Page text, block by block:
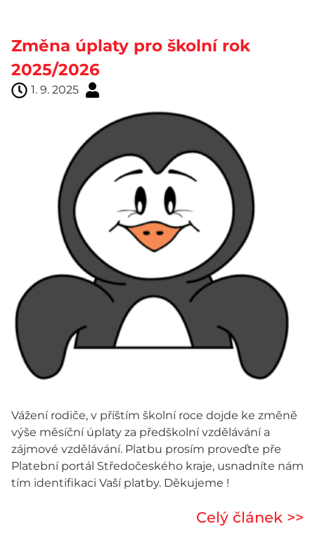
Změna úplaty pro školní rok
2025/2026
1. 9. 2025
Vážení rodiče, v příštím školní roce dojde ke změně
výše měsíční úplaty za předškolní vzdělávání a
zájmové vzdělávání. Platbu prosím proveďte pře
Platební portál Středočeského kraje, usnadníte nám
tím identifikaci Vaší platby. Děkujeme !
Celý článek >>